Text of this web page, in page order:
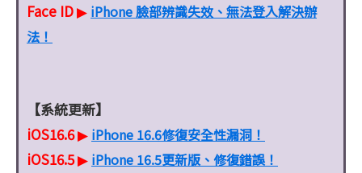
Face ID▶ iPhone 臉部辨識失效、無法登入解決辦
法！
【系統更新】
iOS16.6▶ iPhone 16.6修復安全性漏洞！
iOS16.5▶ iPhone 16.5更新版、修復錯誤！